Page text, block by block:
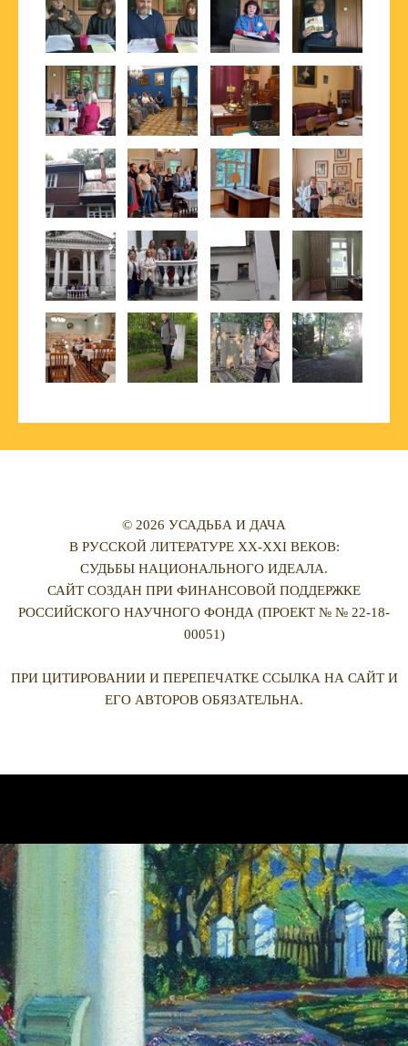
© 2026 УСАДЬБА И ДАЧА
В РУССКОЙ ЛИТЕРАТУРЕ XX-XXI ВЕКОВ:
СУДЬБЫ НАЦИОНАЛЬНОГО ИДЕАЛА.
САЙТ СОЗДАН ПРИ ФИНАНСОВОЙ ПОДДЕРЖКЕ
РОССИЙСКОГО НАУЧНОГО ФОНДА (ПРОЕКТ № № 22-18-
00051)
ПРИ ЦИТИРОВАНИИ И ПЕРЕПЕЧАТКЕ ССЫЛКА НА САЙТ И
ЕГО АВТОРОВ ОБЯЗАТЕЛЬНА.